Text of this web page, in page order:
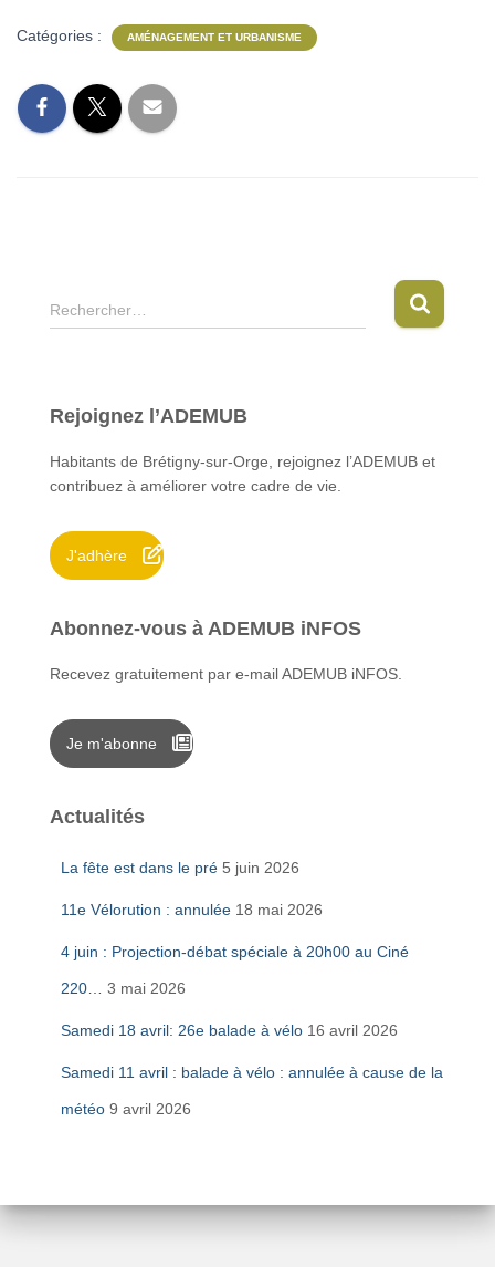
Catégories : AMÉNAGEMENT ET URBANISME
R
e
r
h
e
:
Rechercher…
Rejoignez l’ADEMUB
Habitants de Brétigny-sur-Orge, rejoignez l’ADEMUB et
contribuez à améliorer votre cadre de vie.
J'adhère
Abonnez-vous à ADEMUB iNFOS
Recevez gratuitement par e-mail ADEMUB iNFOS.
Je m'abonne
Actualités
La fête est dans le pré 5 juin 2026
11e Vélorution : annulée 18 mai 2026
4 juin : Projection-débat spéciale à 20h00 au Ciné
220… 3 mai 2026
Samedi 18 avril: 26e balade à vélo 16 avril 2026
Samedi 11 avril : balade à vélo : annulée à cause de la
météo 9 avril 2026